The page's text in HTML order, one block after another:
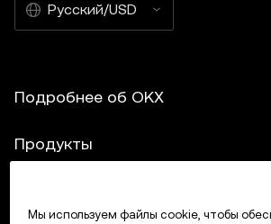
Русский/USD
Подробнее об OKX
Продукты
Мы используем файлы cookie, чтобы